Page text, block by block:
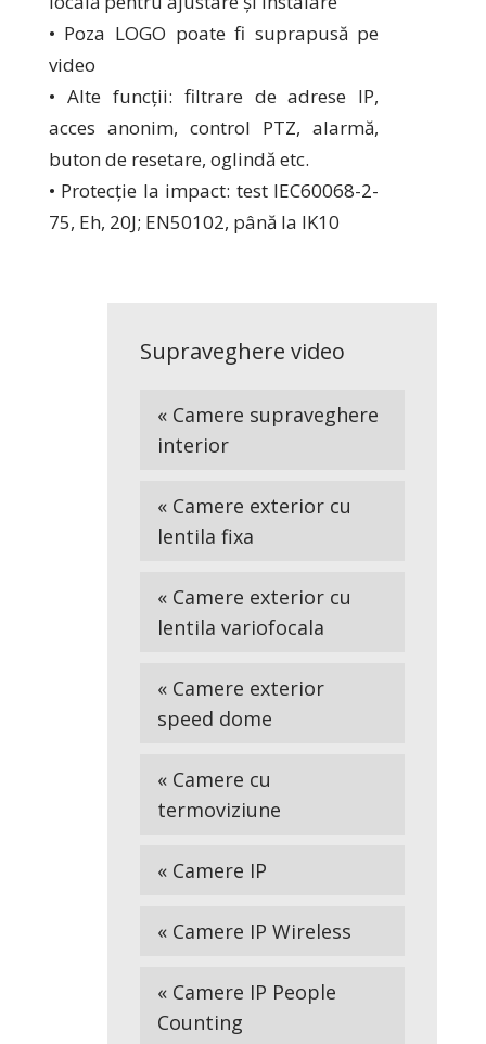
• Poza LOGO poate fi suprapusă pe
video
• Alte funcții: filtrare de adrese IP,
acces anonim, control PTZ, alarmă,
buton de resetare, oglindă etc.
• Protecție la impact: test IEC60068-2-
75, Eh, 20J; EN50102, până la IK10
Supraveghere video
« Camere supraveghere
interior
« Camere exterior cu
lentila fixa
« Camere exterior cu
lentila variofocala
« Camere exterior
speed dome
« Camere cu
termoviziune
« Camere IP
« Camere IP Wireless
« Camere IP People
Counting